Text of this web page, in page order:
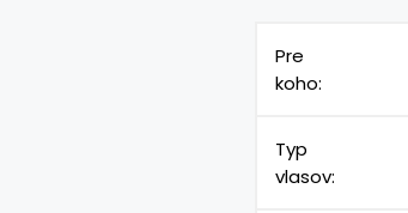
Pre
koho:
Typ
vlasov: